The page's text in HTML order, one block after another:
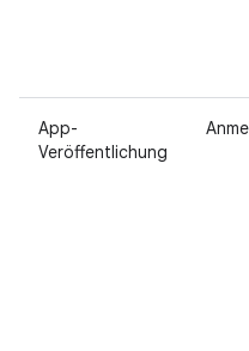
App-
Veröffentlichung